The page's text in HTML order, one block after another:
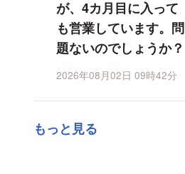
が、4カ月目に入って
も営業しています。問
題ないのでしょうか？
2026年08月02日 09時42分
もっと見る